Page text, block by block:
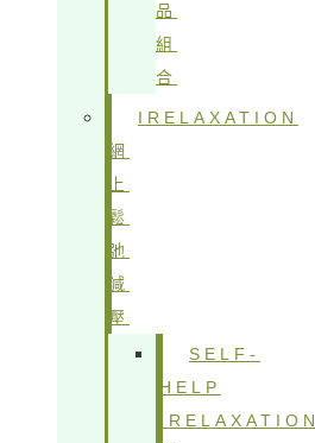
品
組
合
IRELAXATION
網
上
鬆
弛
減
壓
SELF-
HELP
IRELAXATION